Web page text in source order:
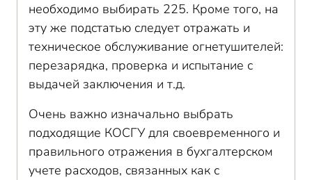
необходимо выбирать 225. Кроме того, на
эту же подстатью следует отражать и
техническое обслуживание огнетушителей:
перезарядка, проверка и испытание с
выдачей заключения и т.д.
Очень важно изначально выбрать
подходящие КОСГУ для своевременного и
правильного отражения в бухгалтерском
учете расходов, связанных как с